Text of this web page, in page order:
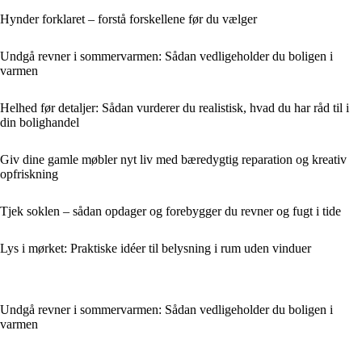
Hynder forklaret – forstå forskellene før du vælger
Undgå revner i sommervarmen: Sådan vedligeholder du boligen i
varmen
Helhed før detaljer: Sådan vurderer du realistisk, hvad du har råd til i
din bolighandel
Giv dine gamle møbler nyt liv med bæredygtig reparation og kreativ
opfriskning
Tjek soklen – sådan opdager og forebygger du revner og fugt i tide
Lys i mørket: Praktiske idéer til belysning i rum uden vinduer
Undgå revner i sommervarmen: Sådan vedligeholder du boligen i
varmen